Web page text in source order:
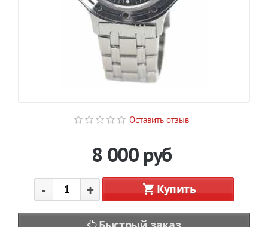
Оставить отзыв
8 000 руб
- + Купить